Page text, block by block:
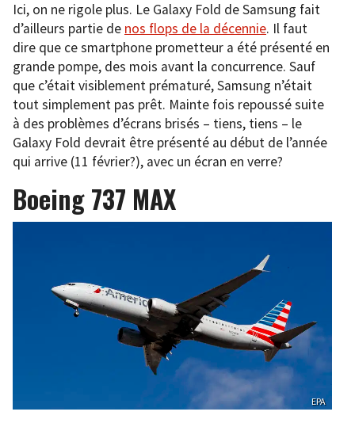
Ici, on ne rigole plus. Le Galaxy Fold de Samsung fait
d’ailleurs partie de nos flops de la décennie. Il faut
dire que ce smartphone prometteur a été présenté en
grande pompe, des mois avant la concurrence. Sauf
que c’était visiblement prématuré, Samsung n’était
tout simplement pas prêt. Mainte fois repoussé suite
à des problèmes d’écrans brisés – tiens, tiens – le
Galaxy Fold devrait être présenté au début de l’année
qui arrive (11 février?), avec un écran en verre?
Boeing 737 MAX
EPA